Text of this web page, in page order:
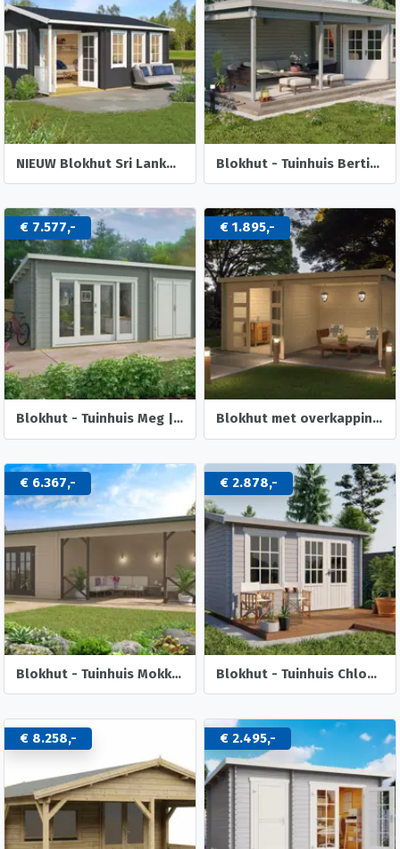
NIEUW Blokhut Sri Lanka 44 Dgp+ Blokhut - Tuinhuis Bertil | 44 mm | vuren onbehandeld
€ 7.577,-
Blokhut - Tuinhuis Meg | 44 mm | onbehandeld
€ 1.895,-
Blokhut met overkapping Helena 472x230 Onbehandeld vuren
€ 6.367,-
Blokhut - Tuinhuis Mokka | 40 mm | vuren onbehandeld
€ 2.878,-
Blokhut - Tuinhuis Chloe | 40 mm | vuren onbehandeld
€ 8.258,- € 2.495,-